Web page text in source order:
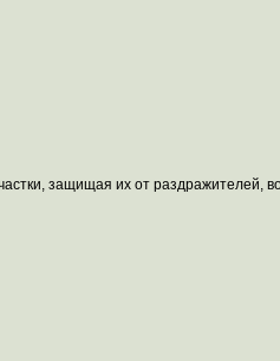
защищая их от раздражителей,